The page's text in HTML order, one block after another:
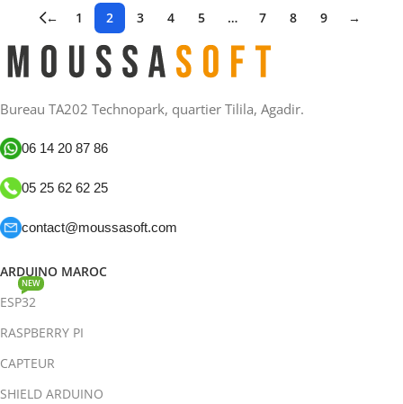
← 1 2 3 4 5 … 7 8 9 →
Bureau TA202 Technopark, quartier Tilila, Agadir.
06 14 20 87 86
05 25 62 62 25
contact@moussasoft.com
ARDUINO MAROC
ESP32
NEW
RASPBERRY PI
CAPTEUR
SHIELD ARDUINO